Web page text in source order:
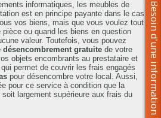
informatiques, les meubles de
est en principe payante dans le cas
vos biens, mais que vous voulez tout
ou quand les biens en question
valeur. Toutefois, vous pouvez
désencombrement gratuite de votre
objets encombrants au prestataire et
permet de couvrir les frais engagés
pour désencombre votre local. Aussi,
pour ce service à condition que la
largement supérieure aux frais du